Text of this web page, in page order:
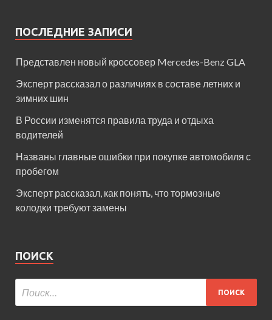
ПОСЛЕДНИЕ ЗАПИСИ
Представлен новый кроссовер Mercedes-Benz GLA
Эксперт рассказал о различиях в составе летних и
зимних шин
В России изменятся правила труда и отдыха
водителей
Названы главные ошибки при покупке автомобиля с
пробегом
Эксперт рассказал, как понять, что тормозные
колодки требуют замены
ПОИСК